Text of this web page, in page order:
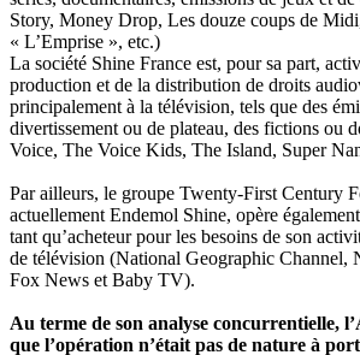
Story, Money Drop, Les douze coups de
« L’Emprise », etc.)
La société Shine France est, pour sa part,
production et de la distribution de droits
principalement à la télévision, tels que des
divertissement ou de plateau, des fictions ou
Voice, The Voice Kids, The Island, Super
Par ailleurs, le groupe Twenty-First Century
actuellement Endemol Shine, opère
tant qu’acheteur pour les besoins de son
de télévision (National Geographic Channel,
Fox News et Baby TV).
Au terme de son analyse concurrentielle,
que l’opération n’était pas de nature à